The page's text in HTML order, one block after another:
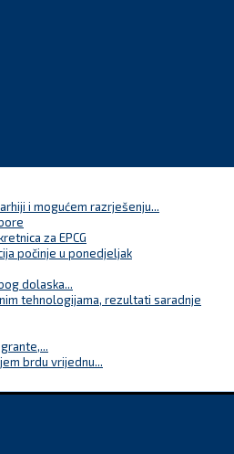
i mogućem razrješenju...
za EPCG
počinje u ponedjeljak
dolaska...
tehnologijama, rezultati saradnje
brdu vrijednu...